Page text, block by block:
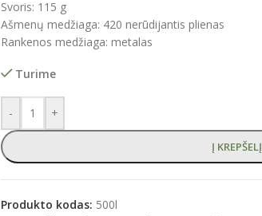
Svoris: 115 g
Ašmenų medžiaga: 420 nerūdijantis plienas
Rankenos medžiaga: metalas
Turime
- +
Į KREPŠELĮ
Produkto kodas: 500l